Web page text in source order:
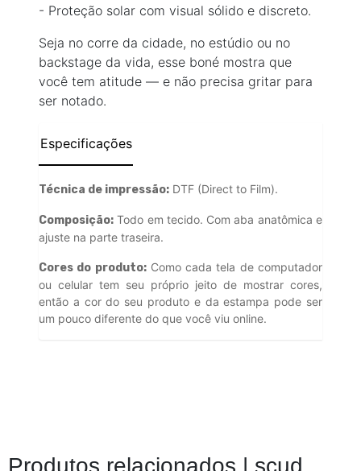
- Proteção solar com visual sólido e discreto.
Seja no corre da cidade, no estúdio ou no
backstage da vida, esse boné mostra que
você tem atitude — e não precisa gritar para
ser notado.
Especificações
Técnica de impressão: DTF (Direct to Film).
Composição: Todo em tecido. Com aba anatômica e
ajuste na parte traseira.
Cores do produto:Como cada tela de computador
ou celular tem seu próprio jeito de mostrar cores,
então a cor do seu produto e da estampa pode ser
um pouco diferente do que você viu online.
Produtos relacionados | scud